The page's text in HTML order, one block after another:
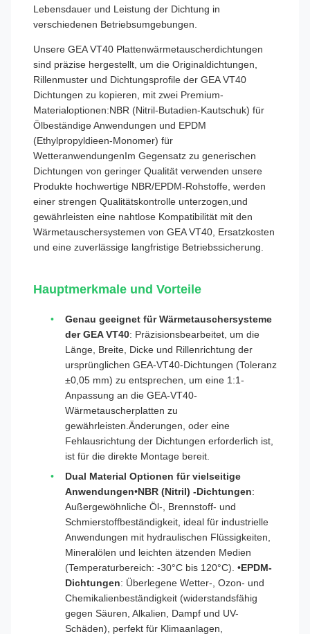
Lebensdauer und Leistung der Dichtung in
verschiedenen Betriebsumgebungen.
Unsere GEA VT40 Plattenwärmetauscherdichtungen
sind präzise hergestellt, um die Originaldichtungen,
Rillenmuster und Dichtungsprofile der GEA VT40
Dichtungen zu kopieren, mit zwei Premium-
Materialoptionen:NBR (Nitril-Butadien-Kautschuk) für
Ölbeständige Anwendungen und EPDM
(Ethylpropyldieen-Monomer) für
WetteranwendungenIm Gegensatz zu generischen
Dichtungen von geringer Qualität verwenden unsere
Produkte hochwertige NBR/EPDM-Rohstoffe, werden
einer strengen Qualitätskontrolle unterzogen,und
gewährleisten eine nahtlose Kompatibilität mit den
Wärmetauschersystemen von GEA VT40, Ersatzkosten
und eine zuverlässige langfristige Betriebssicherung.
Hauptmerkmale und Vorteile
Genau geeignet für Wärmetauschersysteme
der GEA VT40: Präzisionsbearbeitet, um die
Länge, Breite, Dicke und Rillenrichtung der
ursprünglichen GEA-VT40-Dichtungen (Toleranz
±0,05 mm) zu entsprechen, um eine 1:1-
Anpassung an die GEA-VT40-
Wärmetauscherplatten zu
gewährleisten.Änderungen, oder eine
Fehlausrichtung der Dichtungen erforderlich ist,
ist für die direkte Montage bereit.
Dual Material Optionen für vielseitige
Anwendungen•NBR (Nitril) -Dichtungen:
Außergewöhnliche Öl-, Brennstoff- und
Schmierstoffbeständigkeit, ideal für industrielle
Anwendungen mit hydraulischen Flüssigkeiten,
Mineralölen und leichten ätzenden Medien
(Temperaturbereich: -30°C bis 120°C). •EPDM-
Dichtungen: Überlegene Wetter-, Ozon- und
Chemikalienbeständigkeit (widerstandsfähig
gegen Säuren, Alkalien, Dampf und UV-
Schäden), perfekt für Klimaanlagen,